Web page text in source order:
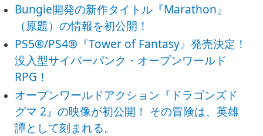
Bungie開発の新作タイトル『Marathon』
（原題）の情報を初公開！
PS5®/PS4®『Tower of Fantasy』発売決定！
没入型サイバーパンク・オープンワールド
RPG！
オープンワールドアクション『ドラゴンズド
グマ 2』の映像が初公開！ その冒険は、英雄
譚として刻まれる。